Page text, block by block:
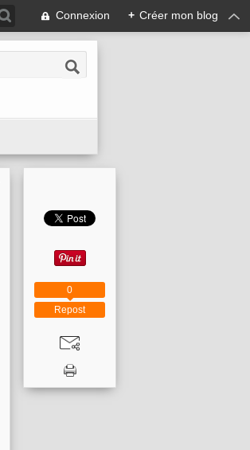
Connexion + Créer mon blog
Repost
0